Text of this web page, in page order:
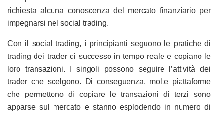
richiesta alcuna conoscenza del mercato finanziario per
impegnarsi nel social trading.
Con il social trading, i principianti seguono le pratiche di
trading dei trader di successo in tempo reale e copiano le
loro transazioni. I singoli possono seguire l’attività dei
trader che scelgono. Di conseguenza, molte piattaforme
che permettono di copiare le transazioni di terzi sono
apparse sul mercato e stanno esplodendo in numero di